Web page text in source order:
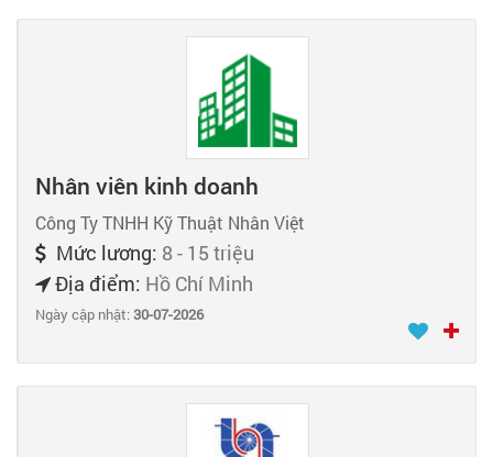
Nhân viên kinh doanh
Công Ty TNHH Kỹ Thuật Nhân Việt
Mức lương: 8 - 15 triệu
Địa điểm: Hồ Chí Minh
Ngày cập nhật:30-07-2026